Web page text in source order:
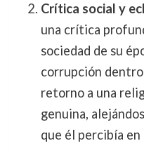
Crítica social y
una crítica
sociedad de su
corrupción dentro
retorno a una
genuina,
que él percibía